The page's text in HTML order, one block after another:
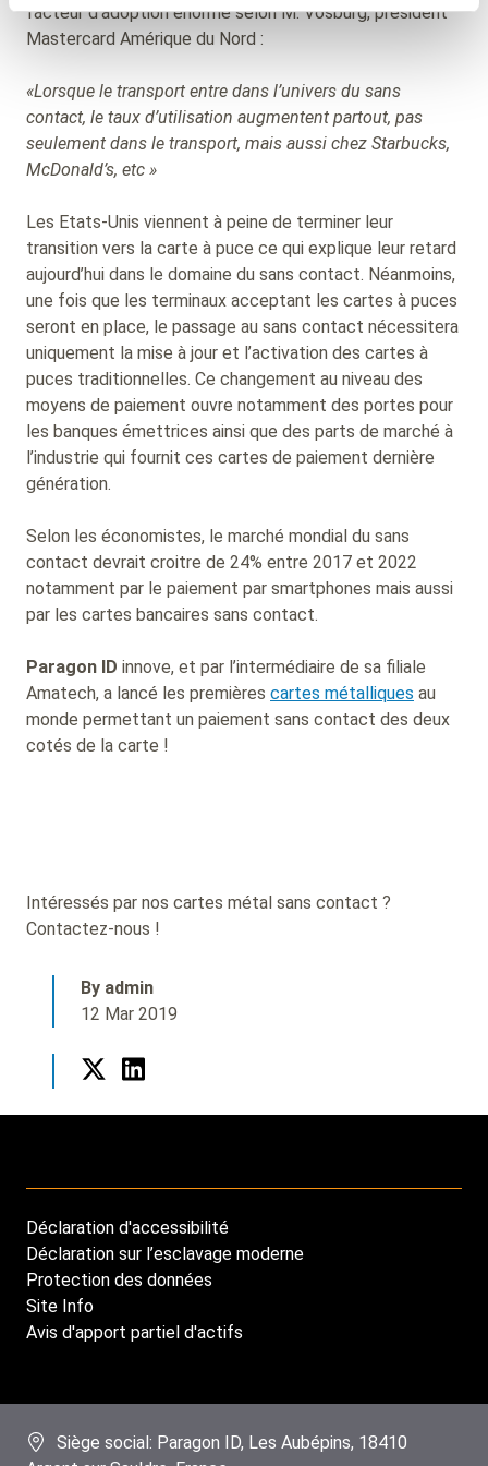
By admin
12 Mar 2019
facteur d’adoption énorme selon M. Vosburg, président
Mastercard Amérique du Nord :
«Lorsque le transport entre dans l’univers du sans
contact, le taux d’utilisation augmentent partout, pas
seulement dans le transport, mais aussi chez Starbucks,
McDonald’s, etc »
Les Etats-Unis viennent à peine de terminer leur
transition vers la carte à puce ce qui explique leur retard
aujourd’hui dans le domaine du sans contact. Néanmoins,
une fois que les terminaux acceptant les cartes à puces
seront en place, le passage au sans contact nécessitera
uniquement la mise à jour et l’activation des cartes à
puces traditionnelles. Ce changement au niveau des
moyens de paiement ouvre notamment des portes pour
les banques émettrices ainsi que des parts de marché à
l’industrie qui fournit ces cartes de paiement dernière
génération.
Selon les économistes, le marché mondial du sans
contact devrait croitre de 24% entre 2017 et 2022
notamment par le paiement par smartphones mais aussi
par les cartes bancaires sans contact.
Paragon ID innove, et par l’intermédiaire de sa filiale
Amatech, a lancé les premières cartes métalliques au
monde permettant un paiement sans contact des deux
cotés de la carte !
Intéressés par nos cartes métal sans contact ?
Contactez-nous !
Footer
menu
Déclaration d'accessibilité
Déclaration sur l’esclavage moderne
Protection des données
Site Info
Avis d'apport partiel d'actifs
Siège social: Paragon ID, Les Aubépins, 18410